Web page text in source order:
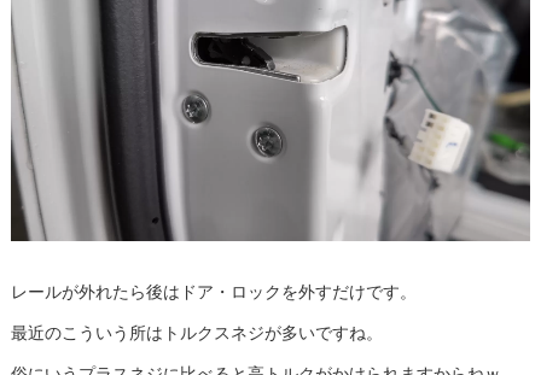
レールが外れたら後はドア・ロックを外すだけです。
最近のこういう所はトルクスネジが多いですね。